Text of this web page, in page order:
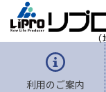
利用のご案内